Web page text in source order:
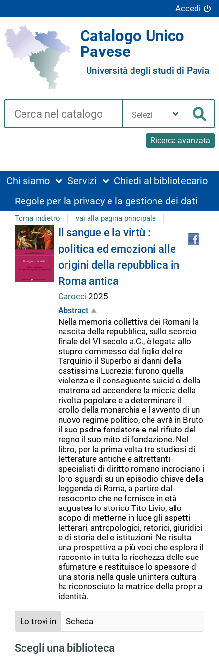
Accedi
Catalogo Unico
Pavese
Università degli studi di Pavia
Cerca su "Catalogo"
Ricerca avanzata
biblioteca
Chi siamo Servizi
Chiedi al bibliotecario
Regole per la privacy e la gestione dei dati
Torna indietro vai alla pagina principale
Dettaglio
del
documento
Il sangue e la virtù :
politica ed emozioni alle
origini della repubblica in
Roma antica
Carocci 2025
Abstract
Nella memoria collettiva dei Romani la
nascita della repubblica, sullo scorcio
finale del VI secolo a.C., è legata allo
stupro commesso dal figlio del re
Tarquinio il Superbo ai danni della
castissima Lucrezia: furono quella
violenza e il conseguente suicidio della
matrona ad accendere la miccia della
rivolta popolare e a determinare il
crollo della monarchia e l'avvento di un
nuovo regime politico, che avrà in Bruto
il suo padre fondatore e nel rifiuto del
regno il suo mito di fondazione. Nel
libro, per la prima volta tre studiosi di
letterature antiche e altrettanti
specialisti di diritto romano incrociano i
loro sguardi su un episodio chiave della
leggenda di Roma, a partire dal
resoconto che ne fornisce in età
augustea lo storico Tito Livio, allo
scopo di metterne in luce gli aspetti
letterari, antropologici, retorici, giuridici
e di storia delle istituzioni. Ne risulta
una prospettiva a più voci che esplora il
racconto in tutta la ricchezza delle sue
sfumature e restituisce lo spessore di
una storia nella quale un'intera cultura
ha riconosciuto la matrice della propria
identità.
Lo trovi in Scheda
Scegli una biblioteca